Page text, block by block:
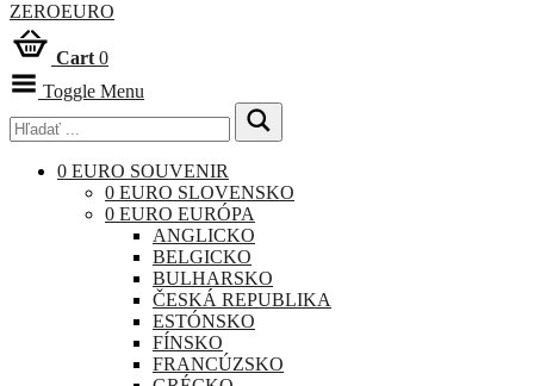
ZEROEURO
Cart 0
Toggle Menu
0 EURO SOUVENIR
0 EURO SLOVENSKO
0 EURO EURÓPA
ANGLICKO
BELGICKO
BULHARSKO
ČESKÁ REPUBLIKA
ESTÓNSKO
FÍNSKO
FRANCÚZSKO